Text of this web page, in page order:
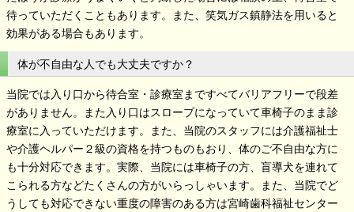
待っていただくこともあります。また、笑気ガス鎮静法を用いると
効果がある場合もあります。
体が不自由な人でも大丈夫ですか？
当院では入り口から待合室・診療室まですべてバリアフリーで段差
がありません。また入り口はスロープになっていて車椅子のまま診
療室に入っていただけます。また、当院のスタッフには介護福祉士
や介護ヘルパー２級の資格を持つものもおり、体のご不自由な方に
も十分対応できます。実際、当院には車椅子の方、盲導犬を連れて
こられる方などたくさんの方がいらっしゃいます。また、当院でど
うしても対応できない重度の障害のある方は宮崎歯科福祉センター